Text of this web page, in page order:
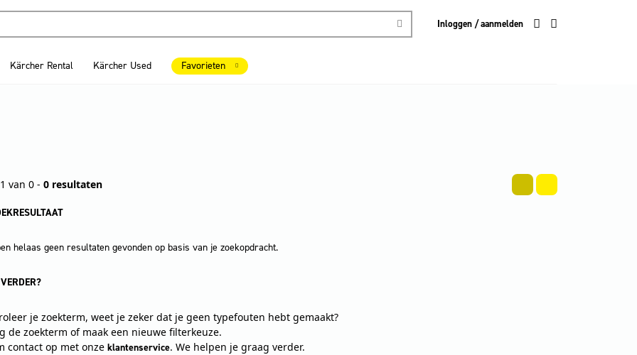
Inloggen / aanmelden
Kärcher Rental Kärcher Used Favorieten
van 0 - 0 resultaten
helaas geen resultaten gevonden op basis van je zoekopdracht.
je zoekterm, weet je zeker dat je geen typefouten hebt gemaakt?
de zoekterm of maak een nieuwe filterkeuze.
contact op met onze klantenservice. We helpen je graag verder.